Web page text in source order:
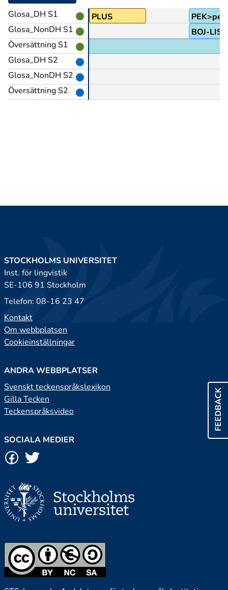
Glosa_DH S1
Glosa_NonDH S1
Översättning S1
Glosa_DH S2
Glosa_NonDH S2
Översättning S2
PLUS
BOJ-
FEEDBACK
STOCKHOLMS UNIVERSITET
Inst. för lingvistik
SE-106 91 Stockholm
Telefon: 08-16 23 47
Kontakt
Om webbplatsen
Cookieinställningar
ANDRA WEBBPLATSER
Svenskt teckenspråkslexikon
Gilla Tecken
Teckenspråksvideo
SOCIALA MEDIER